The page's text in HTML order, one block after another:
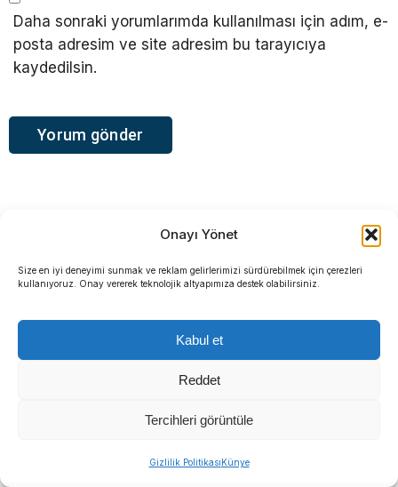
Onayı Yönet
Size en iyi deneyimi sunmak ve reklam gelirlerimizi sürdürebilmek için çerezleri
kullanıyoruz. Onay vererek teknolojik altyapımıza destek olabilirsiniz.
Kabul et
Reddet
Tercihleri görüntüle
Gizlilik PolitikasıKünye
Daha sonraki yorumlarımda kullanılması için adım, e-
posta adresim ve site adresim bu tarayıcıya
kaydedilsin.
Trump’tan Tahran’a ağır
önceki son şansı’